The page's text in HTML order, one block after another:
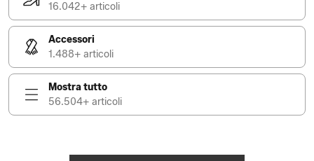
16.042+ articoli
Accessori
1.488+ articoli
Mostra tutto
56.504+ articoli